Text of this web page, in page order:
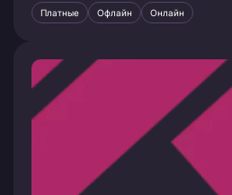
Платные Офлайн Онлайн